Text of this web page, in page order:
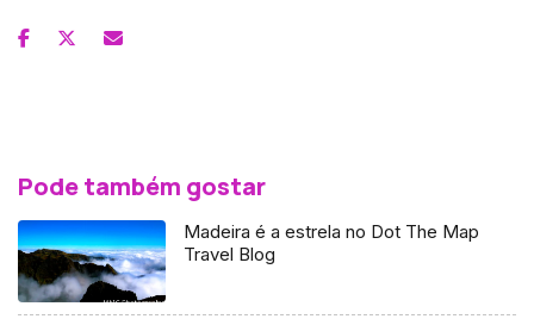
Pode também gostar
Madeira é a estrela no Dot The Map
Travel Blog